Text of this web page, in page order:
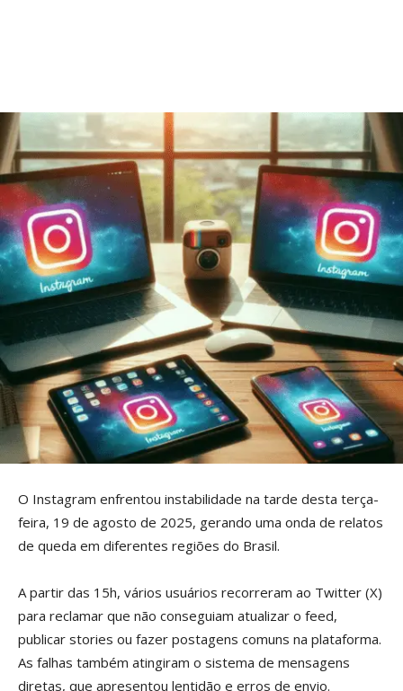
O Instagram enfrentou instabilidade na tarde desta terça-
feira, 19 de agosto de 2025, gerando uma onda de relatos
de queda em diferentes regiões do Brasil.
A partir das 15h, vários usuários recorreram ao Twitter (X)
para reclamar que não conseguiam atualizar o feed,
publicar stories ou fazer postagens comuns na plataforma.
As falhas também atingiram o sistema de mensagens
diretas, que apresentou lentidão e erros de envio.